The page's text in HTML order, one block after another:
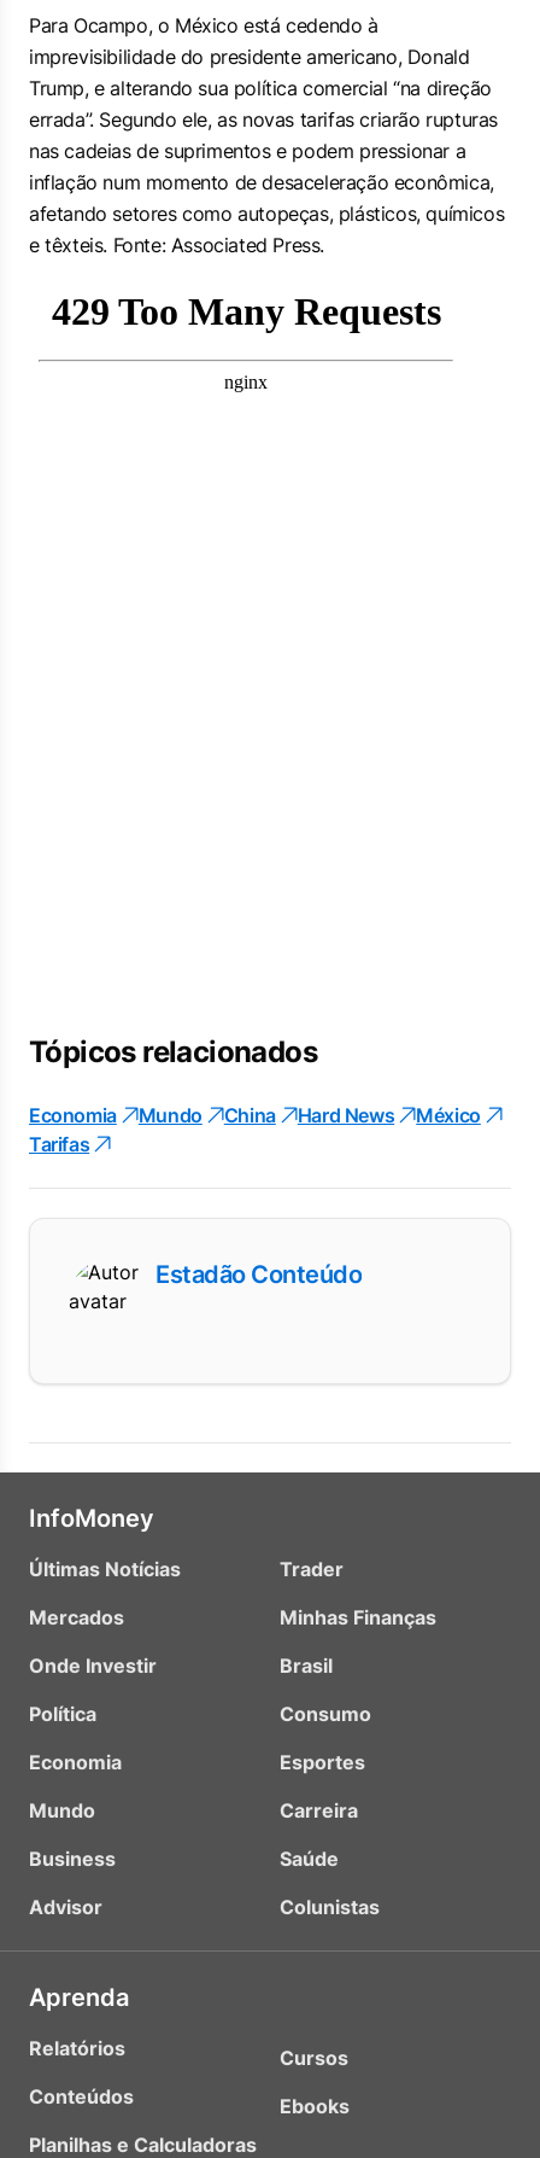
Para Ocampo, o México está cedendo à
imprevisibilidade do presidente americano, Donald
Trump, e alterando sua política comercial “na direção
errada”. Segundo ele, as novas tarifas criarão rupturas
nas cadeias de suprimentos e podem pressionar a
inflação num momento de desaceleração econômica,
afetando setores como autopeças, plásticos, químicos
e têxteis. Fonte: Associated Press.
Tópicos relacionados
Economia Mundo China Hard News
México
Tarifas
Estadão Conteúdo
InfoMoney
Últimas Notícias
Mercados
Onde Investir
Política
Economia
Mundo
Business
Advisor
Trader
Minhas Finanças
Brasil
Consumo
Esportes
Carreira
Saúde
Colunistas
Aprenda
Relatórios
Conteúdos
Planilhas e Calculadoras
Cursos
Ebooks